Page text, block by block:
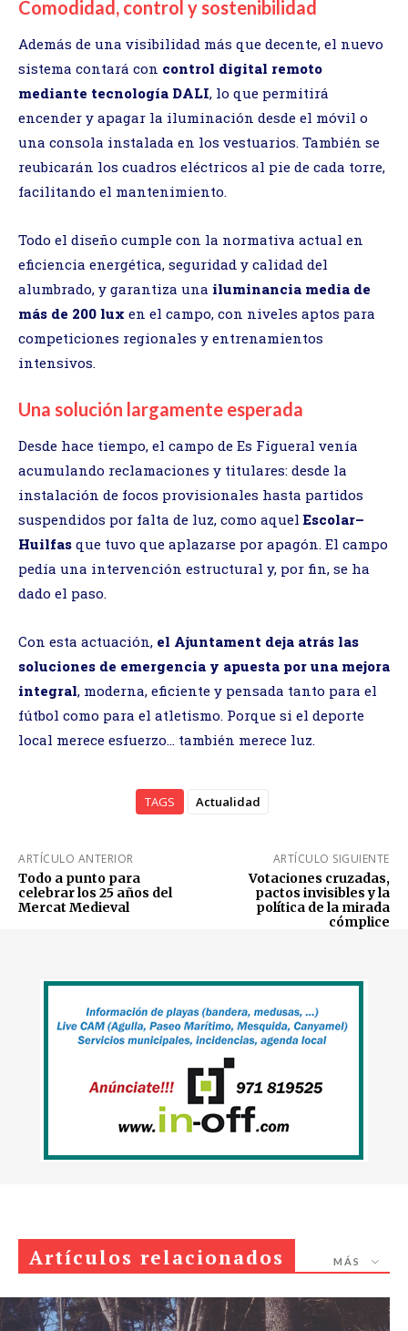
Comodidad, control y sostenibilidad
Además de una visibilidad más que decente, el nuevo
sistema contará con control digital remoto
mediante tecnología DALI, lo que permitirá
encender y apagar la iluminación desde el móvil o
una consola instalada en los vestuarios. También se
reubicarán los cuadros eléctricos al pie de cada torre,
facilitando el mantenimiento.
Todo el diseño cumple con la normativa actual en
eficiencia energética, seguridad y calidad del
alumbrado, y garantiza una iluminancia media de
más de 200 lux en el campo, con niveles aptos para
competiciones regionales y entrenamientos
intensivos.
Una solución largamente esperada
Desde hace tiempo, el campo de Es Figueral venía
acumulando reclamaciones y titulares: desde la
instalación de focos provisionales hasta partidos
suspendidos por falta de luz, como aquelEscolar–
Huilfas que tuvo que aplazarse por apagón. El campo
pedía una intervención estructural y, por fin, se ha
dado el paso.
Con esta actuación, el Ajuntament deja atrás las
soluciones de emergencia y apuesta por una mejora
integral, moderna, eficiente y pensada tanto para el
fútbol como para el atletismo. Porque si el deporte
local merece esfuerzo… también merece luz.
TAGS Actualidad
ARTÍCULO ANTERIOR
Todo a punto para
celebrar los 25 años del
Mercat Medieval
ARTÍCULO SIGUIENTE
Votaciones cruzadas,
pactos invisibles y la
política de la mirada
cómplice
Artículos relacionados MÁS